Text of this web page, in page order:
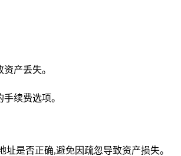
产丢失。
续费选项。
是否正确,避免因疏忽导致资产损失。